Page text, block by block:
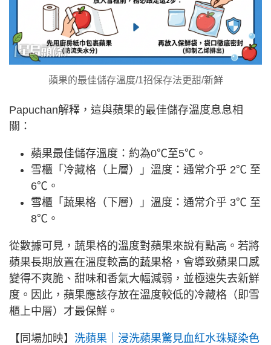
蘋果的最佳儲存溫度/1招保存法更甜/新鮮
Papuchan解釋，這與蘋果的最佳儲存溫度息息相
關：
蘋果最佳儲存溫度：約為0℃至5℃。
雪櫃「冷藏格（上層）」溫度：通常介乎 2℃ 至
6℃。
雪櫃「蔬果格（下層）」溫度：通常介乎 3℃ 至
8℃。
從數據可見，蔬果格的溫度對蘋果來說有點高。若將
蘋果長期放置在溫度較高的蔬果格，會導致蘋果口感
變得不爽脆、甜味和香氣大幅減弱，並極速失去新鮮
度。因此，蘋果應該存放在溫度較低的冷藏格（即雪
櫃上中層）才最保鮮。
【同場加映】 洗蘋果｜浸洗蘋果驚見血紅水珠疑染色